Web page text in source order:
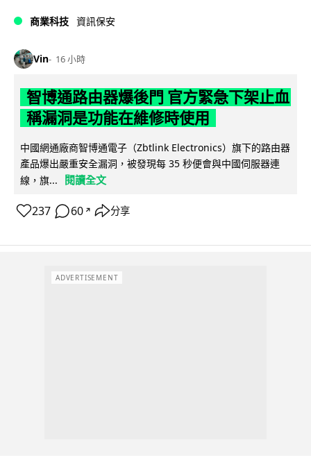
商業科技 資訊保安
Vin 16 小時
智博通路由器爆後門 官方緊急下架止血
稱漏洞是功能在維修時使用
中國網通廠商智博通電子（Zbtlink Electronics）旗下的路由器
產品爆出嚴重安全漏洞，被發現每 35 秒便會與中國伺服器連
線，旗...
閱讀全文
237 60 ↗ 分享
ADVERTISEMENT